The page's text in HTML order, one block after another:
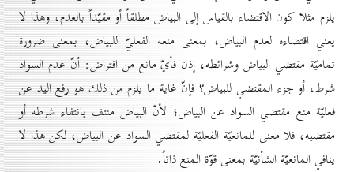
يلزم مثلا كون الاقتضاء بالقياس إلى البياض مطلقاً أو مقيّداً بالعدم، وهذا لا
يعني اقتضاءه لعدم البياض، بمعنى منعه الفعليّ للبياض، بمعنى ضرورة
تماميّة مقتضي البياض وشرائطه، إذن فأيّ مانع من افتراض: أنّ عدم السواد
شرط، أو جزء المقتضي للبياض؟ فإنّ غاية ما يلزم من ذلك هو رفع اليد عن
فعليّة منع مقتضي السواد عن البياض؛ لأنّ البياض منتف بانتفاء شرطه أو
مقتضيه، فلا معنى للمانعيّة الفعليّة لمقتضي السواد عن البياض، لكن هذا لا
ينافي المانعيّة الشأنيّة بمعنى قوّة المنع ذاتاً.